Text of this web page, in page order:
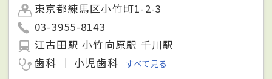
東京都練馬区小竹町1-2-3
03-3955-8143
江古田駅 小竹向原駅 千川駅
歯科
小児歯科 すべて見る